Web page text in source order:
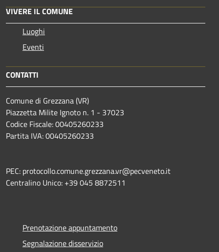
VIVERE IL COMUNE
Luoghi
Eventi
CONTATTI
Comune di Grezzana (VR)
Piazzetta Milite Ignoto n. 1 - 37023
Codice Fiscale: 00405260233
Partita IVA: 00405260233
PEC: protocollo.comune.grezzana.vr@pecveneto.it
Centralino Unico: +39 045 8872511
Prenotazione appuntamento
Segnalazione disservizio